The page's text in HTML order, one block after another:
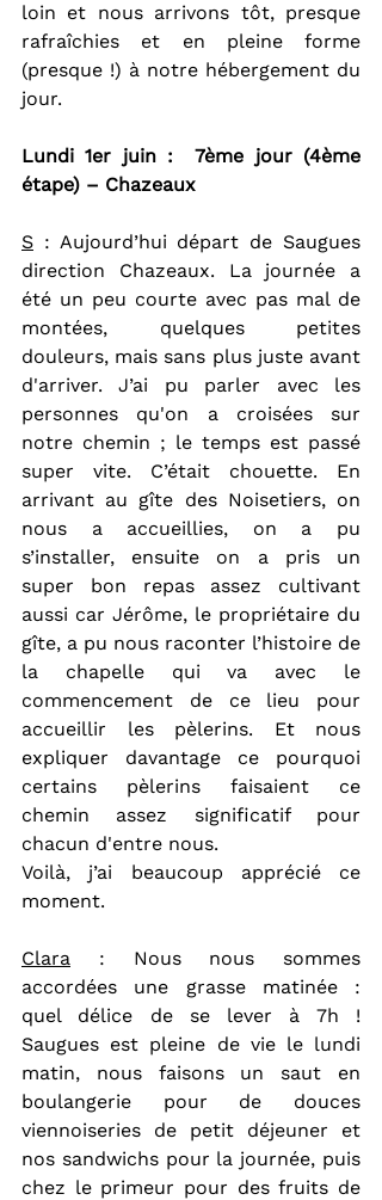
loin et nous arrivons tôt, presque
rafraîchies et en pleine forme
(presque !) à notre hébergement du
jour.
Lundi 1er juin :  7ème jour (4ème
étape) – Chazeaux
S : Aujourd’hui départ de Saugues
direction Chazeaux. La journée a
été un peu courte avec pas mal de
montées, quelques petites
douleurs, mais sans plus juste avant
d'arriver. J’ai pu parler avec les
personnes qu'on a croisées sur
notre chemin ; le temps est passé
super vite. C’était chouette. En
arrivant au gîte des Noisetiers, on
nous a accueillies, on a pu
s’installer, ensuite on a pris un
super bon repas assez cultivant
aussi car Jérôme, le propriétaire du
gîte, a pu nous raconter l’histoire de
la chapelle qui va avec le
commencement de ce lieu pour
accueillir les pèlerins. Et nous
expliquer davantage ce pourquoi
certains pèlerins faisaient ce
chemin assez significatif pour
chacun d'entre nous.
Voilà, j’ai beaucoup apprécié ce
moment.
Clara : Nous nous sommes
accordées une grasse matinée :
quel délice de se lever à 7h !
Saugues est pleine de vie le lundi
matin, nous faisons un saut en
boulangerie pour de douces
viennoiseries de petit déjeuner et
nos sandwichs pour la journée, puis
chez le primeur pour des fruits de